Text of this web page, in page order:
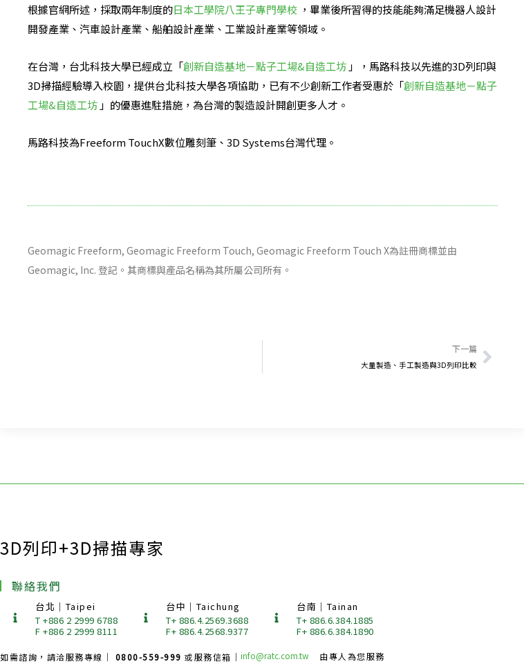
根據官網所述，採取兩年制度的日本工學院八王子專門學校 ，畢業後所習得的技能能夠滿足機器人設計
開發產業、汽車設計產業、船舶設計產業、工業設計產業等領域。
在台灣，台北科技大學已經成立「創新自造基地－點子工場&自造工坊 」，馬路科技以先進的3D列印與
3D掃描經驗導入校園，提供台北科技大學各項協助，已有不少創新工作者受惠於「創新自造基地－點子
工場&自造工坊 」的優惠進駐措施，為台灣的製造設計開創更多人才。
馬路科技為Freeform TouchX數位雕刻筆、3D Systems台灣代理。
Geomagic Freeform, Geomagic Freeform Touch, Geomagic Freeform Touch X為註冊商標並由
Geomagic, Inc. 登記。其商標與產品名稱為其所屬公司所有。
下一篇
大量製造、手工製造與3D列印比較
下一篇
3D列印+3D掃描專家
聯絡我們
台北｜Taipei
T +886 2 2999 6788
F +886 2 2999 8111
台中｜Taichung
T+ 886.4.2569.3688
F+ 886.4.2568.9377
台南｜Tainan
T+ 886.6.384.1885
F+ 886.6.384.1890
如需諮詢，請洽服務專線｜ 0800-559-999 或服務信箱｜ info@ratc.com.tw 由專人為您服務